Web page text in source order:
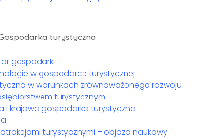
turystyczna
gospodarki
w gospodarce turystycznej
w warunkach zrównoważonego rozwoju
turystycznym
i krajowa gospodarka turystyczna
turystycznymi – objazd naukowy